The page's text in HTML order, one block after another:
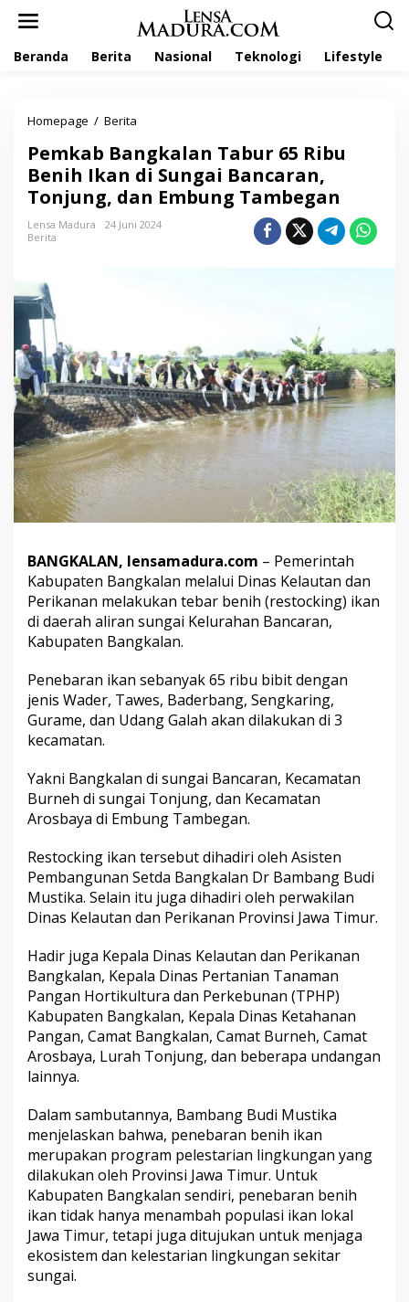
Beranda Berita Nasional Teknologi Lifestyle
Homepage / Berita
m
k
a
b
B
n
T
a
b
u
r
6
5
R
e
n
i
I
k
n
d
S
g
a
B
n
c
a
r
a
,
T
o
j
u
n
a
n
E
m
b
u
n
g
T
Pemkab Bangkalan Tabur 65 Ribu
Benih Ikan di Sungai Bancaran,
Tonjung, dan Embung Tambegan
Lensa Madura
24 Juni 2024
Berita
BANGKALAN, lensamadura.com – Pemerintah
Kabupaten Bangkalan melalui Dinas Kelautan dan
Perikanan melakukan tebar benih (restocking) ikan
di daerah aliran sungai Kelurahan Bancaran,
Kabupaten Bangkalan.
Penebaran ikan sebanyak 65 ribu bibit dengan
jenis Wader, Tawes, Baderbang, Sengkaring,
Gurame, dan Udang Galah akan dilakukan di 3
kecamatan.
Yakni Bangkalan di sungai Bancaran, Kecamatan
Burneh di sungai Tonjung, dan Kecamatan
Arosbaya di Embung Tambegan.
Restocking ikan tersebut dihadiri oleh Asisten
Pembangunan Setda Bangkalan Dr Bambang Budi
Mustika. Selain itu juga dihadiri oleh perwakilan
Dinas Kelautan dan Perikanan Provinsi Jawa Timur.
Hadir juga Kepala Dinas Kelautan dan Perikanan
Bangkalan, Kepala Dinas Pertanian Tanaman
Pangan Hortikultura dan Perkebunan (TPHP)
Kabupaten Bangkalan, Kepala Dinas Ketahanan
Pangan, Camat Bangkalan, Camat Burneh, Camat
Arosbaya, Lurah Tonjung, dan beberapa undangan
lainnya.
Dalam sambutannya, Bambang Budi Mustika
menjelaskan bahwa, penebaran benih ikan
merupakan program pelestarian lingkungan yang
dilakukan oleh Provinsi Jawa Timur. Untuk
Kabupaten Bangkalan sendiri, penebaran benih
ikan tidak hanya menambah populasi ikan lokal
Jawa Timur, tetapi juga ditujukan untuk menjaga
ekosistem dan kelestarian lingkungan sekitar
sungai.